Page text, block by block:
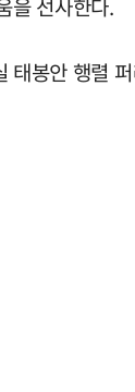
을 선사한다.
태봉안 행렬